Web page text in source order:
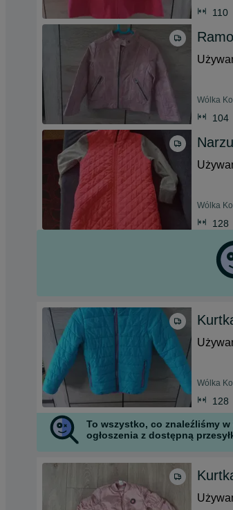
110
Wólka
104
Wólka
128
Wólka
128
To wszystko, co znaleźliśmy
ogłoszenia z dostępną